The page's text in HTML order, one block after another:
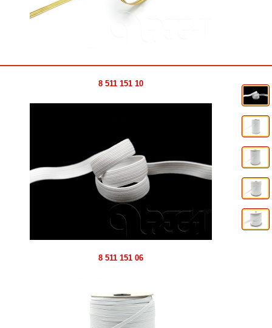
8 511 151 10
8 511 151 06